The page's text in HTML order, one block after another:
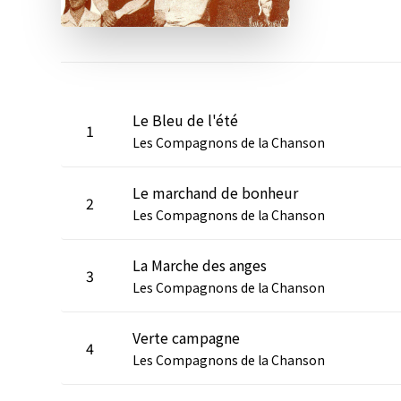
1 Le Bleu de l'été
Les Compagnons de la Chanson
2 Le marchand de bonheur
Les Compagnons de la Chanson
3 La Marche des anges
Les Compagnons de la Chanson
4 Verte campagne
Les Compagnons de la Chanson